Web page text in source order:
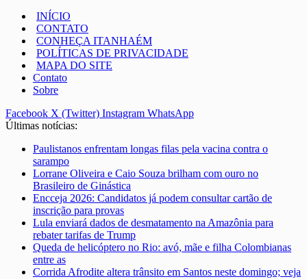
INÍCIO
CONTATO
CONHEÇA ITANHAÉM
POLÍTICAS DE PRIVACIDADE
MAPA DO SITE
Contato
Sobre
Facebook X (Twitter) Instagram WhatsApp
Últimas notícias:
Paulistanos enfrentam longas filas pela vacina contra o
sarampo
Lorrane Oliveira e Caio Souza brilham com ouro no
Brasileiro de Ginástica
Encceja 2026: Candidatos já podem consultar cartão de
inscrição para provas
Lula enviará dados de desmatamento na Amazônia para
rebater tarifas de Trump
Queda de helicóptero no Rio: avó, mãe e filha Colombianas
entre as
Corrida Afrodite altera trânsito em Santos neste domingo; veja